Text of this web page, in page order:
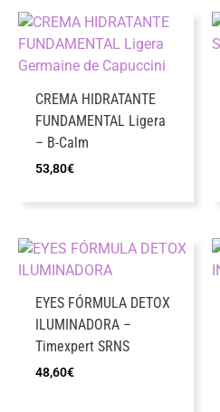
CREMA HIDRATANTE
FUNDAMENTAL Ligera
– B-Calm
53,80€
EYES FÓRMULA DETOX
ILUMINADORA –
Timexpert SRNS
48,60€